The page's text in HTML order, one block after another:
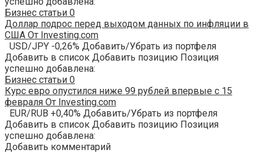
Бизнес статьи 0
Доллар подрос перед выходом данных по инфляции в
США От Investing.com
USD/JPY -0,26% Добавить/Убрать из портфеля
Добавить в список Добавить позицию Позиция
успешно добавлена:
Бизнес статьи 0
Курс евро опустился ниже 99 рублей впервые с 15
февраля От Investing.com
EUR/RUB +0,40% Добавить/Убрать из портфеля
Добавить в список Добавить позицию Позиция
успешно добавлена:
Добавить комментарий